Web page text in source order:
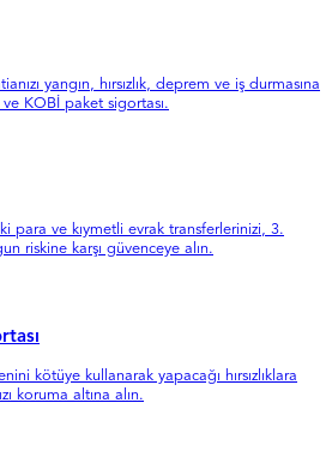
yangın, hırsızlık, deprem ve iş durmasına
KOBİ paket sigortası.
para ve kıymetli evrak transferlerinizi, 3.
riskine karşı güvenceye alın.
kötüye kullanarak yapacağı hırsızlıklara
koruma altına alın.